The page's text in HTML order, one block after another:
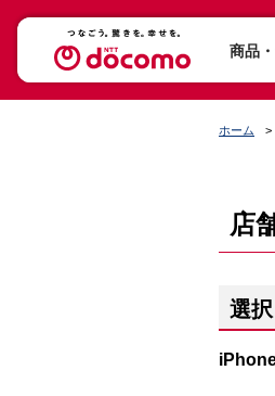
商品
ホーム
店
選